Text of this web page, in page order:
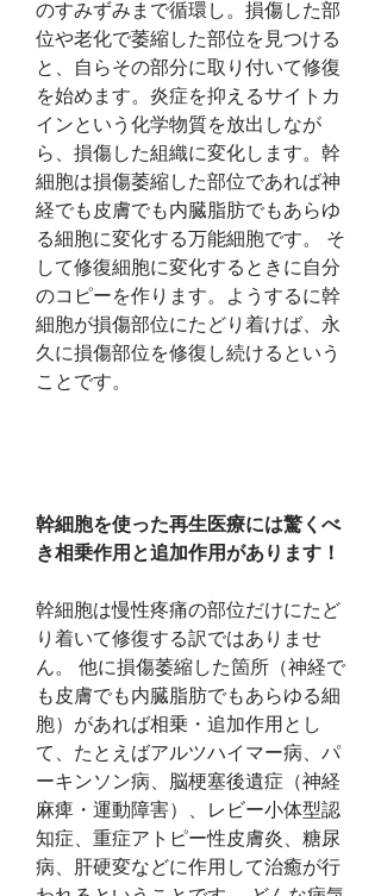
のすみずみまで循環し。損傷した部
位や老化で萎縮した部位を見つける
と、自らその部分に取り付いて修復
を始めます。炎症を抑えるサイトカ
インという化学物質を放出しなが
ら、損傷した組織に変化します。幹
細胞は損傷萎縮した部位であれば神
経でも皮膚でも内臓脂肪でもあらゆ
る細胞に変化する万能細胞です。 そ
して修復細胞に変化するときに自分
のコピーを作ります。ようするに幹
細胞が損傷部位にたどり着けば、永
久に損傷部位を修復し続けるという
ことです。
幹細胞を使った再生医療には驚くべ
き相乗作用と追加作用があります！
幹細胞は慢性疼痛の部位だけにたど
り着いて修復する訳ではありませ
ん。 他に損傷萎縮した箇所（神経で
も皮膚でも内臓脂肪でもあらゆる細
胞）があれば相乗・追加作用とし
て、たとえばアルツハイマー病、パ
ーキンソン病、脳梗塞後遺症（神経
麻痺・運動障害）、レビー小体型認
知症、重症アトピー性皮膚炎、糖尿
病、肝硬変などに作用して治癒が行